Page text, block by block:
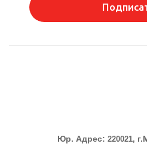
Юр. Адрес: 220021,